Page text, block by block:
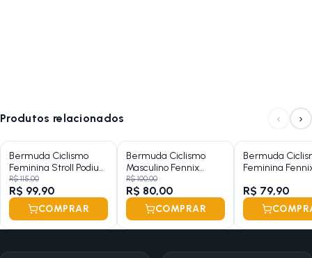
Produtos relacionados ‹ ›
Bermuda Ciclismo
Feminina Stroll Podium
Sem Bolso
R$ 115,00
R$ 99,90
COMPRAR
Bermuda Ciclismo
Masculino Fennix
Attack Preto Sem
Bolso - XG
R$ 100,00
R$ 80,00
COMPRAR
Bermuda
Feminina
R$ 79,90